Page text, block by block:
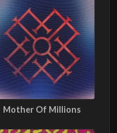
Mother Of Millions